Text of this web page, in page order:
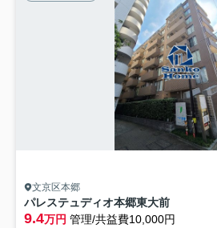
文京区本郷
パレステュディオ本郷東大前
9.4万円 管理/共益費10,000円